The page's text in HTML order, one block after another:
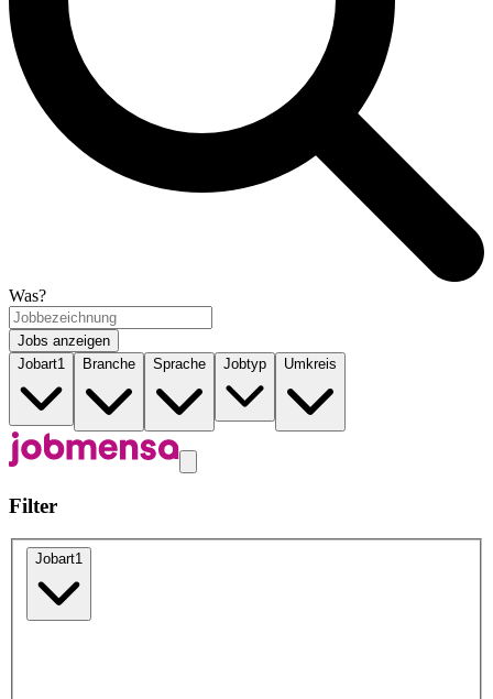
Was?
Jobs anzeigen
Jobart1 Branche Sprache Jobtyp Umkreis
Filter
Jobart1